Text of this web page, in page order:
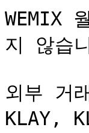
WEMIX
지 않습
외부 거
KLAY,